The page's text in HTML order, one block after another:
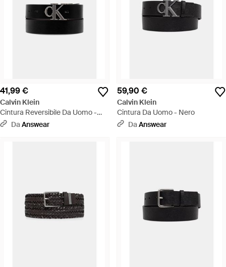
41,99 €
Calvin Klein
Cintura Reversibile Da Uomo -
NeroDaAnswear
59,90 €
Calvin Klein
Cintura Da Uomo - Nero
DaAnswear